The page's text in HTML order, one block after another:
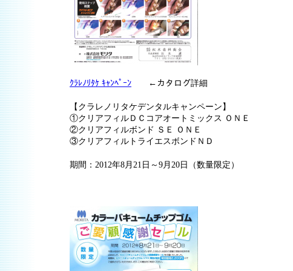
ｸﾗﾚﾉﾘﾀｹ ｷｬﾝﾍﾟｰﾝ ←カタログ詳細
【クラレノリタケデンタルキャンペーン】
①クリアフィルＤＣコアオートミックス ＯＮＥ
②クリアフィルボンド ＳＥ ＯＮＥ
③クリアフィルトライエスボンドＮＤ
期間：2012年8月21日～9月20日（数量限定）